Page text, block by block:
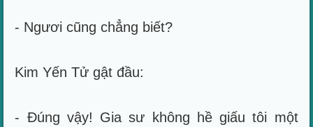
- Ngươi cũng chẳng biết?
Kim Yến Tử gật đầu:
- Đúng vậy! Gia sư không hề giấu tôi một